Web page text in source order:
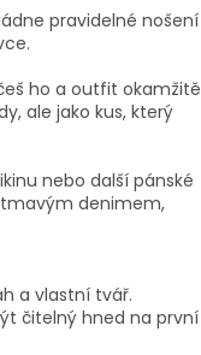
pravidelné nošení
ho a outfit okamžitě
ale jako kus, který
nebo další pánské
tmavým denimem,
a vlastní tvář.
čitelný hned na první